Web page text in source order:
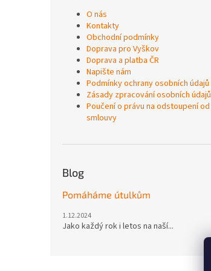
O nás
Kontakty
Obchodní podmínky
Doprava pro Vyškov
Doprava a platba ČR
Napište nám
Podmínky ochrany osobních údajů
Zásady zpracování osobních údajů
Poučení o právu na odstoupení od
smlouvy
Blog
Pomáháme útulkům
1.12.2024
Jako každý rok i letos na naší...